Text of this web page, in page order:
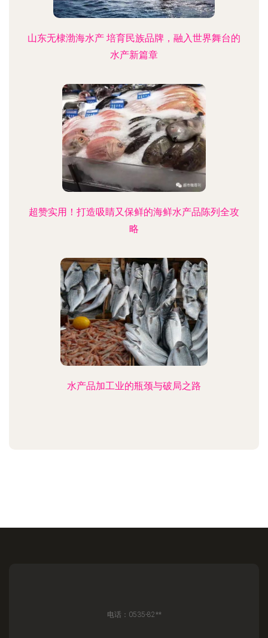
山东无棣渤海水产 培育民族品牌，融入世界舞台的
水产新篇章
超赞实用！打造吸睛又保鲜的海鲜水产品陈列全攻
略
水产品加工业的瓶颈与破局之路
电话：0535-82**